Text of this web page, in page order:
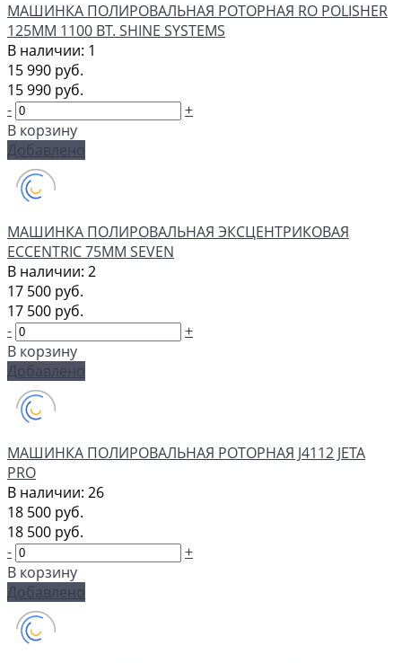
МАШИНКА ПОЛИРОВАЛЬНАЯ РОТОРНАЯ RO POLISHER
125ММ 1100 ВТ. SHINE SYSTEMS
В наличии: 1
15 990 руб.
15 990 руб.
-
+
В корзину
Добавлено
МАШИНКА ПОЛИРОВАЛЬНАЯ ЭКСЦЕНТРИКОВАЯ
ECCENTRIC 75ММ SEVEN
В наличии: 2
17 500 руб.
17 500 руб.
-
+
В корзину
Добавлено
МАШИНКА ПОЛИРОВАЛЬНАЯ РОТОРНАЯ J4112 JETA
PRO
В наличии: 26
18 500 руб.
18 500 руб.
-
+
В корзину
Добавлено